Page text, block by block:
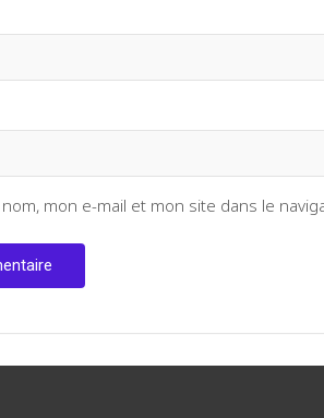
mon e-mail et mon site dans le